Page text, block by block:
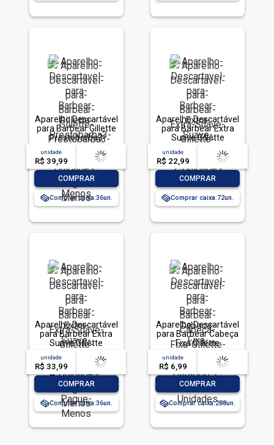
Aparelho Descartável
para Barbear Gillette
Prestobarba3
Sensitive 4 Unidades
Pague Menos
unidade
R$ 39,99
acima de
-- --,--un.
COMPRAR
Comprar caixa:36
Aparelho Descartável
para Barbear Extra
Suave Gillette
Prestobarba3 2
Unidades
unidade
R$ 22,99
acima de
-- --,--un.
COMPRAR
Comprar caixa:72
Aparelho Descartável
para Barbear Extra
Suave Gillette
Prestobarba3 4
Unidades Pague
Menos
unidade
R$ 33,99
acima de
-- --,--un.
COMPRAR
Comprar caixa:36
Aparelho Descartável
para Barbear Cabeça
Fixa Gillette
Prestobarba UltraGrip
2 Unidades
unidade
R$ 6,99
acima de
-- --,--un.
COMPRAR
Comprar caixa:288